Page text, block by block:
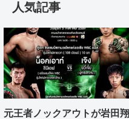
人気記事
元王者ノックアウトが岩田翔